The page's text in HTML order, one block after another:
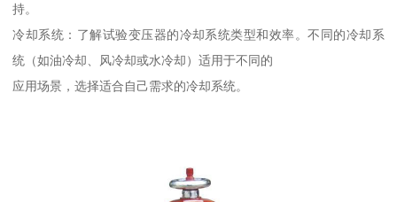
持。
冷却系统：了解试验变压器的冷却系统类型和效率。不同的冷却系
统（如油冷却、风冷却或水冷却）适用于不同的
应用场景，选择适合自己需求的冷却系统。